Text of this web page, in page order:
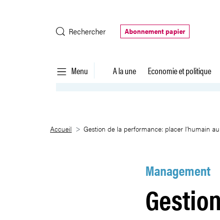
Rechercher
Abonnement papier
Menu A la une Economie et politique
Gestion de la performance:
Accueil Gestion de la performance: placer l’humain
Management